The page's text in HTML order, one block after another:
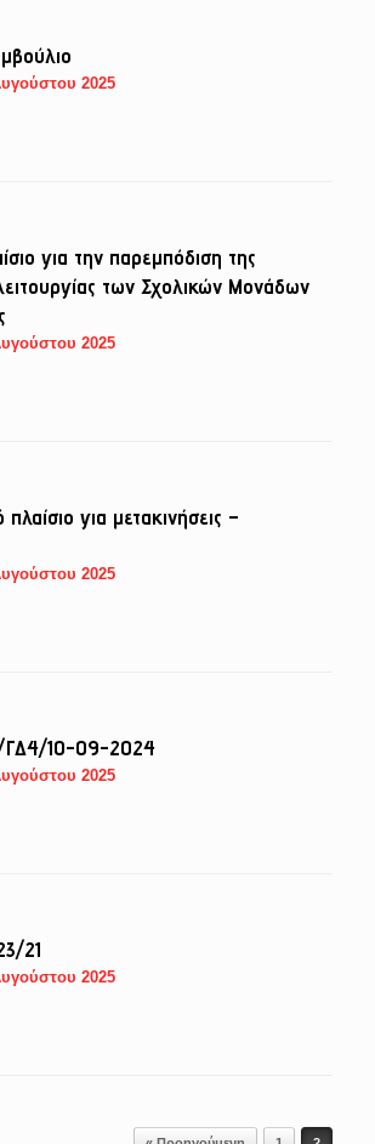
2025
για την παρεμπόδιση της
των Σχολικών Μονάδων
2025
για μετακινήσεις –
2025
ΓΔ4/10-09-2024
2025
21
2025